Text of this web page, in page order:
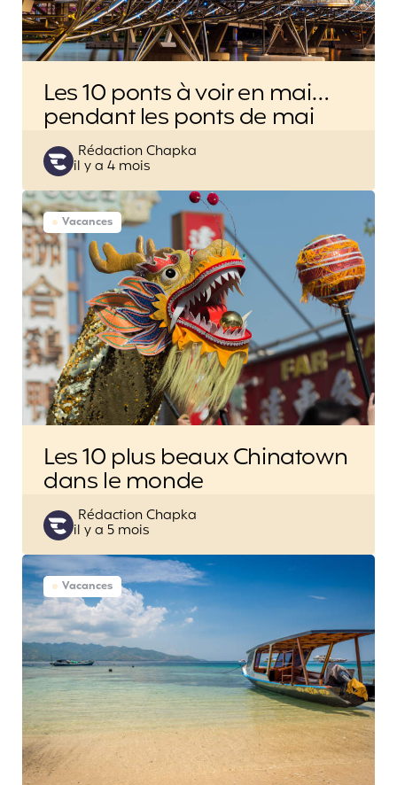
Les 10 ponts à voir en mai…
pendant les ponts de mai
Posted
by
Rédaction Chapka
il y a 4 mois
Vacances
Les 10 plus beaux Chinatown
dans le monde
Posted
by
Rédaction Chapka
il y a 5 mois
Vacances